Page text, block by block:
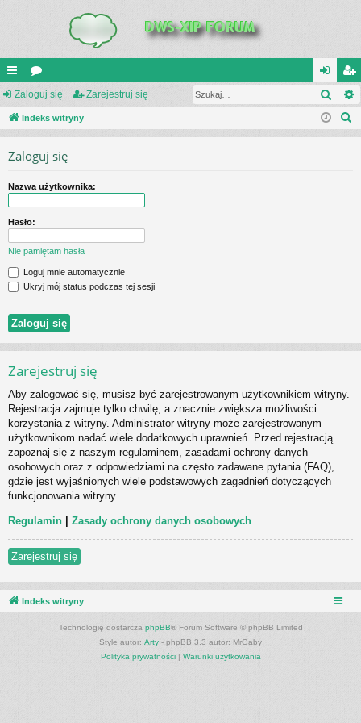
UI
C
IN
S
or
a
al
og
ar
ej
Zaloguj się Zarejestruj się
Indeks witryny
Zaloguj się
Nazwa użytkownika:
Hasło:
Nie pamiętam hasła
Loguj mnie automatycznie
Ukryj mój status podczas tej sesji
Zarejestruj się
Aby zalogować się, musisz być zarejestrowanym użytkownikiem witryny.
Rejestracja zajmuje tylko chwilę, a znacznie zwiększa możliwości
korzystania z witryny. Administrator witryny może zarejestrowanym
użytkownikom nadać wiele dodatkowych uprawnień. Przed rejestracją
zapoznaj się z naszym regulaminem, zasadami ochrony danych
osobowych oraz z odpowiedziami na często zadawane pytania (FAQ),
gdzie jest wyjaśnionych wiele podstawowych zagadnień dotyczących
funkcjonowania witryny.
Regulamin | Zasady ochrony danych osobowych
Zarejestruj się
Indeks witryny
Technologię dostarcza phpBB® Forum Software © phpBB Limited
Style autor: Arty - phpBB 3.3 autor: MrGaby
Polityka prywatności| Warunki użytkowania